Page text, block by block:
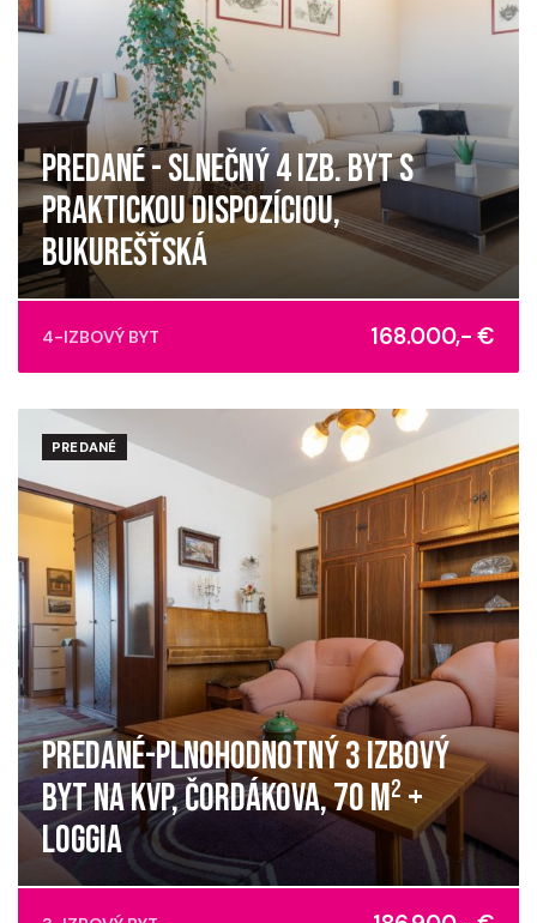
PREDANÉ - SLNEČNÝ 4 IZB. BYT S
PRAKTICKOU DISPOZÍCIOU,
BUKUREŠŤSKÁ
Bukurešťská, Košice - mestská časť Sídlisko Ťahanovce
4-IZBOVÝ BYT 168.000,- €
PREDANÉ
PREDANÉ-PLNOHODNOTNÝ 3 IZBOVÝ
BYT NA KVP, ČORDÁKOVA, 70 M² +
LOGGIA
Čordákova, Košice - mestská časť Sídlisko KVP